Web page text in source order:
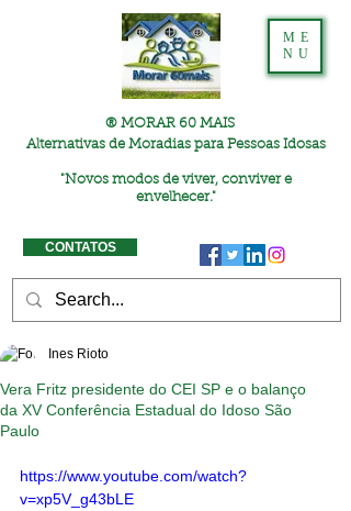
® MORAR 60 MAIS
Alternativas de Moradias para Pessoas Idosas
"Novos modos de viver, conviver e
envelhecer."
ME
NU
CONTATOS
Vera Fritz presidente do CEI SP e o balanço
da XV Conferência Estadual do Idoso São
Paulo
Ines Rioto
https://www.youtube.com/watch?
v=xp5V_g43bLE